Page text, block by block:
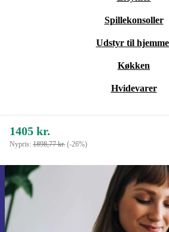
Spillekonsoller
Udstyr til
Køkken
Hvidevarer
1405 kr.
Nypris: 1898,77 kr. (-26%)
Tilmeld dig vores
første gang og spar
Gå aldrig glip af et tilbud